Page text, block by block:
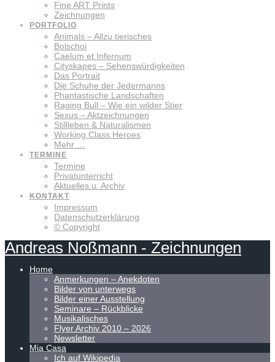
Fine ART Prints
Zeichnungen
PORTFOLIO
Animals – Allzu tierisches
Bolschoi
Caelum et Infernum
Cityskapes – Sehenswürdigkeiten
Das Portrait
Die Schuhe der Jedermanns
Phantastische Landschaften
Raging Bull – Wie ein wilder Stier
Sexus – Aktzeichnungen
Stillleben & Naturalismen
Working Class Heroes
Mehr …
TERMINE
Termine
Privatunterricht
Aktuelles u. Archiv
KONTAKT
Impressum
Datenschutzerklärung
© Copyright
Andreas Noßmann - Zeichnungen
Home
Anmerkungen – Anekdoten
Bilder von unterwegs
Bilder einer Ausstellung
Seminare – Rückblicke
Musikalisches
Flyer Archiv 2010 – 2026
Newsletter
Mia Casa
Ich auf Wikipedia